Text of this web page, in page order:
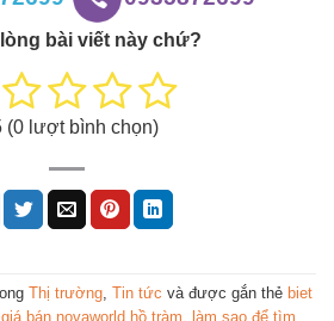
bài viết này chứ?
(0lượt bình chọn)
Thị trường, Tin tức và được gắn thẻ biet
giá bán novaworld hồ tràm, làm sao để tìm